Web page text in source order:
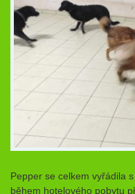
Pepper se celkem vyřádila
během hotelového pobytu